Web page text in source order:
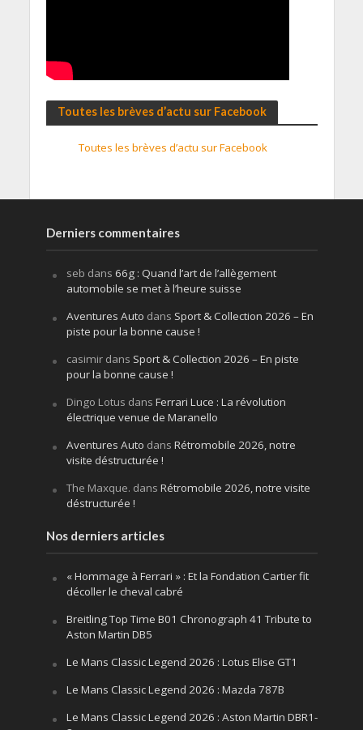
Toutes les brèves d’actu sur Facebook
Toutes les brèves d’actu sur Facebook
Derniers commentaires
seb dans 66g : Quand l’art de l’allègement
automobile se met à l’heure suisse
Aventures Auto dans Sport & Collection 2026 – En
piste pour la bonne cause !
casimirdans Sport & Collection 2026 – En piste
pour la bonne cause !
Dingo Lotus dans Ferrari Luce : La révolution
électrique venue de Maranello
Aventures Auto dans Rétromobile 2026, notre
visite déstructurée !
The Maxque. dans Rétromobile 2026, notre visite
déstructurée !
Nos derniers articles
« Hommage à Ferrari » : Et la Fondation Cartier fit
décoller le cheval cabré
Breitling Top Time B01 Chronograph 41 Tribute to
Aston Martin DB5
Le Mans Classic Legend 2026 : Lotus Elise GT1
Le Mans Classic Legend 2026 : Mazda 787B
Le Mans Classic Legend 2026 : Aston Martin DBR1-